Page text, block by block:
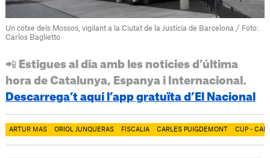
Un cotxe dels Mossos, vigilant a la Ciutat de la Justícia de Barcelona / Foto:
Carlos Baglietto
📲 Estigues al dia amb les notícies d’última
hora de Catalunya, Espanya i Internacional.
Descarrega’t aquí l’app gratuïta d’El Nacional
ARTUR MAS ORIOL JUNQUERAS FISCALIA CARLES PUIGDEMONT CUP -